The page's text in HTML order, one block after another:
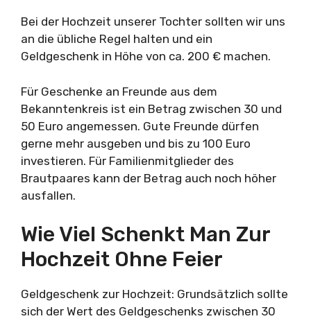
Bei der Hochzeit unserer Tochter sollten wir uns
an die übliche Regel halten und ein
Geldgeschenk in Höhe von ca. 200 € machen.
Für Geschenke an Freunde aus dem
Bekanntenkreis ist ein Betrag zwischen 30 und
50 Euro angemessen. Gute Freunde dürfen
gerne mehr ausgeben und bis zu 100 Euro
investieren. Für Familienmitglieder des
Brautpaares kann der Betrag auch noch höher
ausfallen.
Wie Viel Schenkt Man Zur
Hochzeit Ohne Feier
Geldgeschenk zur Hochzeit: Grundsätzlich sollte
sich der Wert des Geldgeschenks zwischen 30